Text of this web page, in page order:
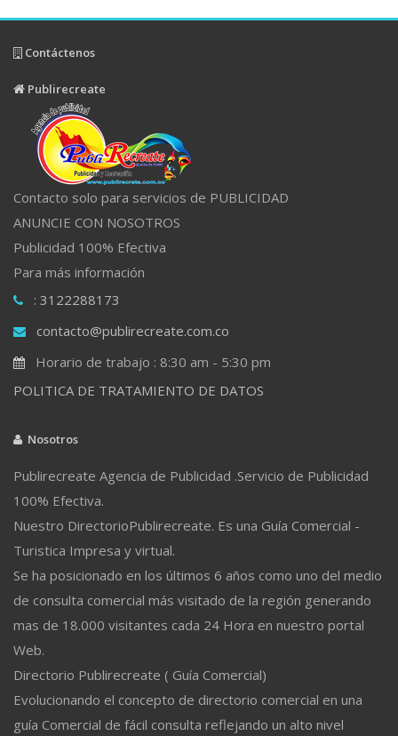
Contáctenos
Publirecreate
Contacto solo para servicios de PUBLICIDAD
ANUNCIE CON NOSOTROS
Publicidad 100% Efectiva
Para más información
: 3122288173
contacto@publirecreate.com.co
Horario de trabajo : 8:30 am - 5:30 pm
POLITICA DE TRATAMIENTO DE DATOS
Nosotros
Publirecreate Agencia de Publicidad .Servicio de Publicidad
100% Efectiva.
Nuestro DirectorioPublirecreate. Es una Guía Comercial -
Turistica Impresa y virtual.
Se ha posicionado en los últimos 6 años como uno del medio
de consulta comercial más visitado de la región generando
mas de 18.000 visitantes cada 24 Hora en nuestro portal
Web.
Directorio Publirecreate ( Guía Comercial)
Evolucionando el concepto de directorio comercial en una
guía Comercial de fácil consulta reflejando un alto nivel